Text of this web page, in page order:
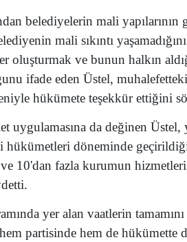
belediyelerin mali
mali sıkıntı
oluşturmak ve bunun halkın
ifade eden Üstel,
hükümete teşekkür ettiğini
uygulamasına da değinen Üstel,
hükümetleri döneminde
ve 10'dan fazla kurumun
yer alan vaatlerin
partisinde hem de hükümette